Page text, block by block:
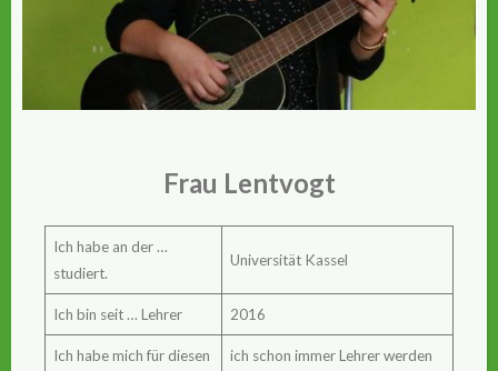
Frau Lentvogt
Ich habe an der …
studiert.
Universität Kassel
Ich bin seit … Lehrer 2016
Ich habe mich für diesen
ich schon immer Lehrer werden